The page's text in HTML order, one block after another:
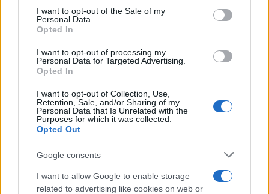
consent section.
I want to opt-out of the Sale of my
Personal Data.
Opted In
I want to opt-out of processing my
Personal Data for Targeted Advertising.
Opted In
I want to opt-out of Collection, Use,
Retention, Sale, and/or Sharing of my
Personal Data that Is Unrelated with the
Purposes for which it was collected.
Opted Out
Google consents
I want to allow Google to enable storage
related to advertising like cookies on web or
Continua a leggere